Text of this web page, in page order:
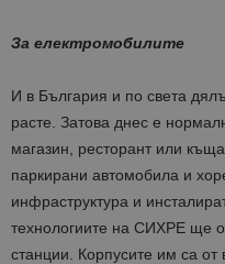
За електромобилите
И в България и по света
расте. Затова днес е
магазин, ресторант или
паркирани автомобила и
инфраструктура и
технологиите на СИХРЕ ще
станции. Корпусите им са